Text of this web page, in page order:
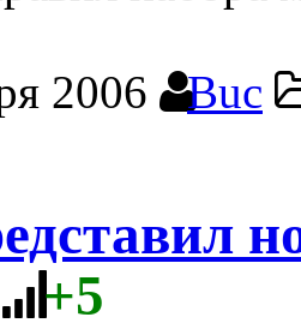
2006
Buc
+5